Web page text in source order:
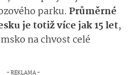
parku. Průměrné
je totiž více jak 15 let,
na chvost celé